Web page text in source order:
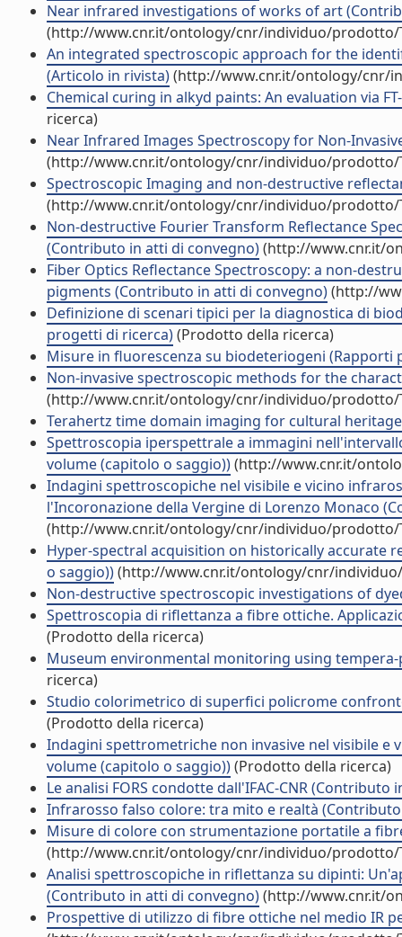
Near infrared investigations of works of art
(http://www.cnr.it/ontology/cnr/individuo/prodotto/
An integrated spectroscopic approach for the
(Articolo in rivista)(http://www.cnr.it/ontology/cnr/
Chemical curing in alkyd paints: An evaluation via
ricerca)
Near Infrared Images Spectroscopy for Non-
(http://www.cnr.it/ontology/cnr/individuo/prodotto/
Spectroscopic Imaging and non-destructive
(http://www.cnr.it/ontology/cnr/individuo/prodotto/
Non-destructive Fourier Transform Reflectance
(Contributo in atti di convegno)(http://www.cnr.it/
Fiber Optics Reflectance Spectroscopy: a non-
pigments (Contributo in atti di convegno)(http://
Definizione di scenari tipici per la diagnostica di
progetti di ricerca)(Prodotto della ricerca)
Misure in fluorescenza su biodeteriogeni (Rapporti
Non-invasive spectroscopic methods for the
(http://www.cnr.it/ontology/cnr/individuo/prodotto/
Terahertz time domain imaging for cultural
Spettroscopia iperspettrale a immagini
volume (capitolo o saggio))(http://www.cnr.it/
Indagini spettroscopiche nel visibile e vicino
l'Incoronazione della Vergine di Lorenzo Monaco
(http://www.cnr.it/ontology/cnr/individuo/prodotto/
Hyper-spectral acquisition on historically accurate
o saggio))(http://www.cnr.it/ontology/cnr/
Non-destructive spectroscopic investigations of
Spettroscopia di riflettanza a fibre ottiche.
(Prodotto della ricerca)
Museum environmental monitoring using
ricerca)
Studio colorimetrico di superfici policrome
(Prodotto della ricerca)
Indagini spettrometriche non invasive nel visibile
volume (capitolo o saggio))(Prodotto della ricerca)
Le analisi FORS condotte dall'IFAC-CNR
Infrarosso falso colore: tra mito e realtà
Misure di colore con strumentazione portatile a
(http://www.cnr.it/ontology/cnr/individuo/prodotto/
Analisi spettroscopiche in riflettanza su dipinti:
(Contributo in atti di convegno)(http://www.cnr.it/
Prospettive di utilizzo di fibre ottiche nel medio IR